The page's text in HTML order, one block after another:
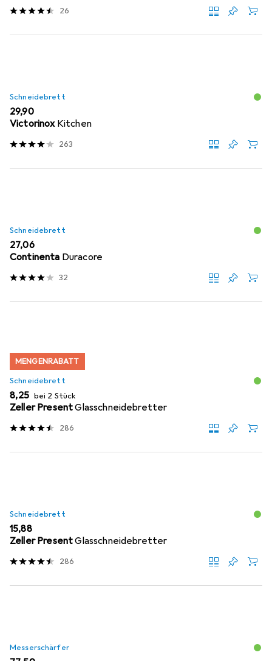
26
Schneidebrett
EUR
29,90
Victorinox Kitchen
263
Schneidebrett
EUR
27,06
Continenta Duracore
32
MENGENRABATT
Schneidebrett
EUR
8,25 bei 2 Stück
Zeller PresentGlasschneidebretter
286
Schneidebrett
EUR
15,88
Zeller PresentGlasschneidebretter
286
Messerschärfer